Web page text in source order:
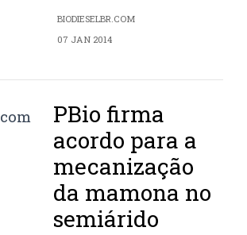
BIODIESELBR.COM
07 JAN 2014
PBio firma
acordo para a
mecanização
da mamona no
semiárido